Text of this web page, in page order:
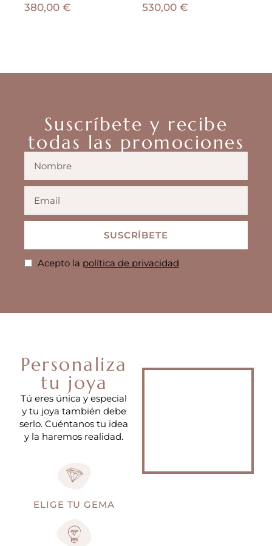
380,00 € 530,00 €
Suscríbete y recibe
todas las promociones
Acepto la política de privacidad
SUSCRÍBETE
Personaliza
tu joya
Tú eres única y especial
y tu joya también debe
serlo. Cuéntanos tu idea
y la haremos realidad.
ELIGE TU GEMA